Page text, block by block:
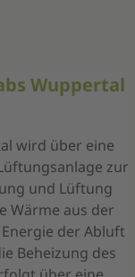
Wuppertal
wird über eine
zur
und Lüftung
Wärme aus der
der Abluft
Beheizung des